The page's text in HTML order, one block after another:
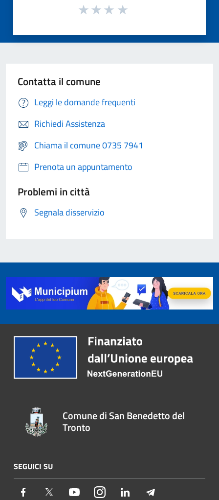
Contatta il comune
Leggi le domande frequenti
Richiedi Assistenza
Chiama il comune 0735 7941
Prenota un appuntamento
Problemi in città
Segnala disservizio
Comune di San Benedetto del
Tronto
SEGUICI SU
Facebook Twitter YoutubeInstagramLinkedIn